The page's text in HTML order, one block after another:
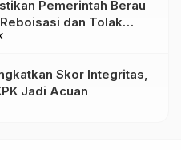
Pemerintah Berau
dan Tolak
Skor Integritas,
Jadi Acuan